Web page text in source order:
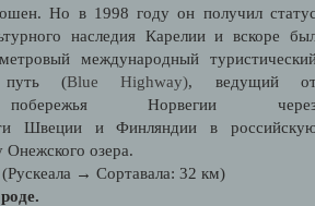
Но в 1998 году он получил
наследия Карелии и вскоре
международный
путь (Blue Highway), ведущий
побережья Норвегии
Швеции и Финляндии в
озера.
(Рускеала → Сортавала: 32 км)